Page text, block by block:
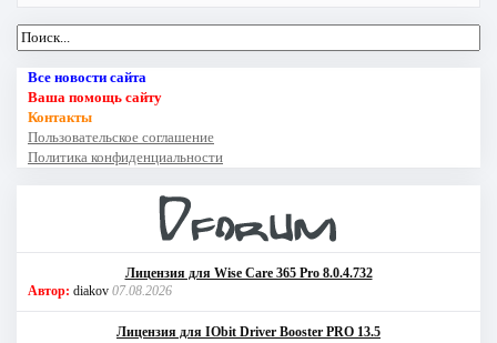
Все новости сайта
Ваша помощь сайту
Контакты
Пользовательское соглашение
Политика конфиденциальности
Лицензия для Wise Care 365 Pro 8.0.4.732
Автор: diakov 07.08.2026
Лицензия для IObit Driver Booster PRO 13.5